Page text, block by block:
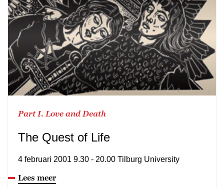
Part I. Love and Death
The Quest of Life
4 februari 2001 9.30 - 20.00 Tilburg University
Lees meer